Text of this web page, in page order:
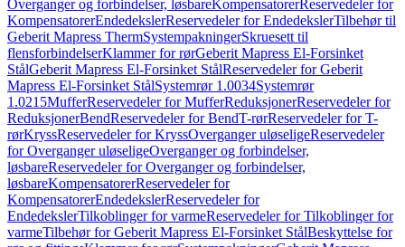
Overganger og forbindelser, løsbareKompensatorerReservedeler for
KompensatorerEndedekslerReservedeler for EndedekslerTilbehør til
Geberit Mapress ThermSystempakningerSkruesett til
flensforbindelserKlammer for rørGeberit Mapress El-Forsinket
StålGeberit Mapress El-Forsinket StålReservedeler for Geberit
Mapress El-Forsinket StålSystemrør 1.0034Systemrør
1.0215MufferReservedeler for MufferReduksjonerReservedeler for
ReduksjonerBendReservedeler for BendT-rørReservedeler for T-
rørKryssReservedeler for KryssOverganger uløseligeReservedeler
for Overganger uløseligeOverganger og forbindelser,
løsbareReservedeler for Overganger og forbindelser,
løsbareKompensatorerReservedeler for
KompensatorerEndedekslerReservedeler for
EndedekslerTilkoblinger for varmeReservedeler for Tilkoblinger for
varmeTilbehør for Geberit Mapress El-Forsinket StålBeskyttelse for